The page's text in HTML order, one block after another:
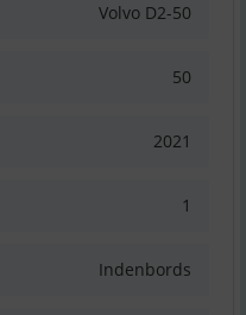
Volvo D2-50
50
2021
1
Indenbords